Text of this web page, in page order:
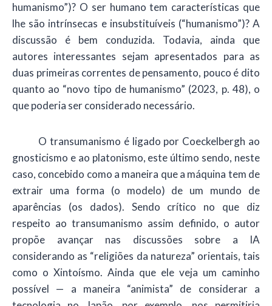
humanismo”)? O ser humano tem características que
lhe são intrínsecas e insubstituíveis (“humanismo”)? A
discussão é bem conduzida. Todavia, ainda que
autores interessantes sejam apresentados para as
duas primeiras correntes de pensamento, pouco é dito
quanto ao “novo tipo de humanismo” (2023, p. 48), o
que poderia ser considerado necessário.
O transumanismo é ligado por Coeckelbergh ao
gnosticismo e ao platonismo, este último sendo, neste
caso, concebido como a maneira que a máquina tem de
extrair uma forma (o modelo) de um mundo de
aparências (os dados). Sendo crítico no que diz
respeito ao transumanismo assim definido, o autor
propõe avançar nas discussões sobre a IA
considerando as “religiões da natureza” orientais, tais
como o Xintoísmo. Ainda que ele veja um caminho
possível — a maneira “animista” de considerar a